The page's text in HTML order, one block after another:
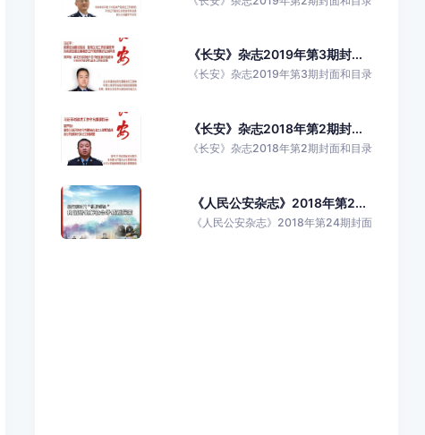
《长安》杂志2019年第3期封...
《长安》杂志2019年第3期封面和目录
《长安》杂志2018年第2期封...
《长安》杂志2018年第2期封面和目录
《人民公安杂志》2018年第2...
《人民公安杂志》2018年第24期封面